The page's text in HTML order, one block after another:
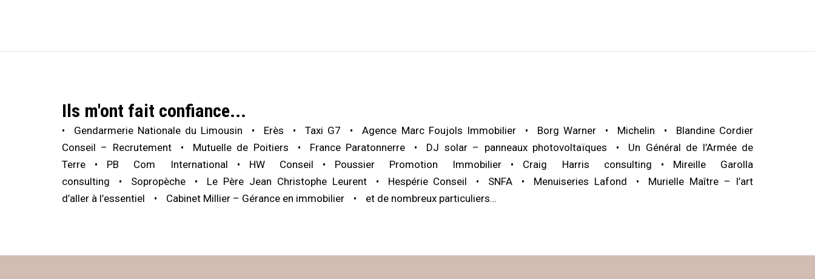
Ils m'ont fait confiance...
Gendarmerie Nationale du Limousin Erès Taxi G7 Agence Marc Foujols Immobilier Borg Warner Michelin
Blandine Cordier
Conseil – Recrutement
Mutuelle de Poitiers France Paratonnerre DJ solar – panneaux photovoltaïques
Un Général de l’Armée de
Terre
PB Com International HW Conseil Poussier Promotion Immobilier Craig Harris consulting
Mireille Garolla
consulting
Sopropèche Le Père Jean Christophe Leurent Hespérie Conseil SNFA Menuiseries Lafond
Murielle Maître – l’art
d’aller à l’essentiel
Cabinet Millier – Gérance en immobilier et de nombreux particuliers…